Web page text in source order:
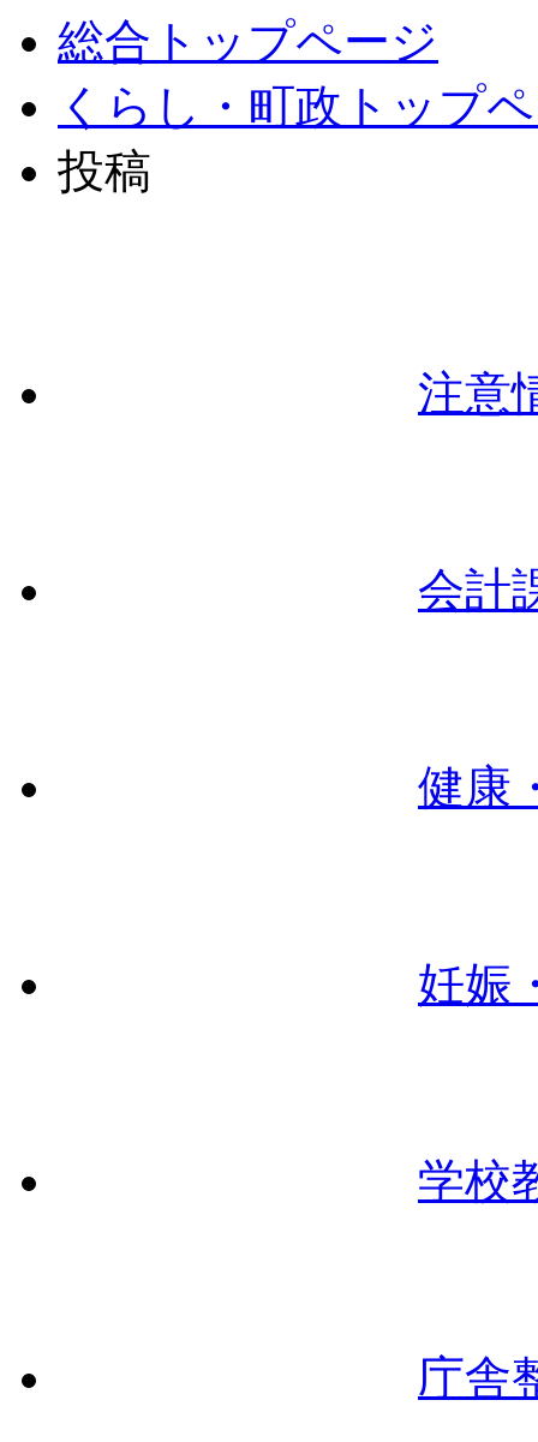
総合トップページ
くらし・町政トップ
投稿
注意
会計
健康
妊娠
学校
庁舎